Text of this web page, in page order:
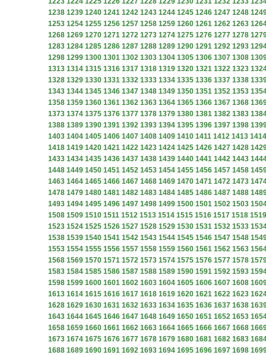
1238 1239 1240 1241 1242 1243 1244 1245 1246 1247 1248
1253 1254 1255 1256 1257 1258 1259 1260 1261 1262 1263
1268 1269 1270 1271 1272 1273 1274 1275 1276 1277 1278
1283 1284 1285 1286 1287 1288 1289 1290 1291 1292 1293
1298 1299 1300 1301 1302 1303 1304 1305 1306 1307 1308
1313 1314 1315 1316 1317 1318 1319 1320 1321 1322 1323
1328 1329 1330 1331 1332 1333 1334 1335 1336 1337 1338
1343 1344 1345 1346 1347 1348 1349 1350 1351 1352 1353
1358 1359 1360 1361 1362 1363 1364 1365 1366 1367 1368
1373 1374 1375 1376 1377 1378 1379 1380 1381 1382 1383
1388 1389 1390 1391 1392 1393 1394 1395 1396 1397 1398
1403 1404 1405 1406 1407 1408 1409 1410 1411 1412 1413 1414
1418 1419 1420 1421 1422 1423 1424 1425 1426 1427 1428
1433 1434 1435 1436 1437 1438 1439 1440 1441 1442 1443
1448 1449 1450 1451 1452 1453 1454 1455 1456 1457 1458
1463 1464 1465 1466 1467 1468 1469 1470 1471 1472 1473
1478 1479 1480 1481 1482 1483 1484 1485 1486 1487 1488
1493 1494 1495 1496 1497 1498 1499 1500 1501 1502 1503
1508 1509 1510 1511 1512 1513 1514 1515 1516 1517 1518 1519
1523 1524 1525 1526 1527 1528 1529 1530 1531 1532 1533
1538 1539 1540 1541 1542 1543 1544 1545 1546 1547 1548
1553 1554 1555 1556 1557 1558 1559 1560 1561 1562 1563
1568 1569 1570 1571 1572 1573 1574 1575 1576 1577 1578
1583 1584 1585 1586 1587 1588 1589 1590 1591 1592 1593
1598 1599 1600 1601 1602 1603 1604 1605 1606 1607 1608
1613 1614 1615 1616 1617 1618 1619 1620 1621 1622 1623
1628 1629 1630 1631 1632 1633 1634 1635 1636 1637 1638
1643 1644 1645 1646 1647 1648 1649 1650 1651 1652 1653
1658 1659 1660 1661 1662 1663 1664 1665 1666 1667 1668
1673 1674 1675 1676 1677 1678 1679 1680 1681 1682 1683
1688 1689 1690 1691 1692 1693 1694 1695 1696 1697 1698